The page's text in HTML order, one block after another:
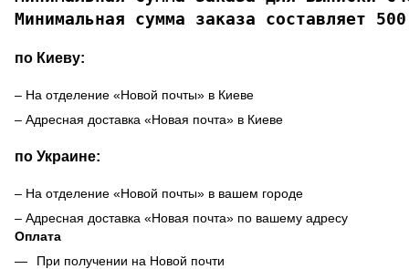
Минимальная сумма заказа составляет
по Киеву:
– На отделение «Новой почты» в Киеве
– Адресная доставка «Новая почта» в Киеве
по Украине:
– На отделение «Новой почты» в вашем городе
– Адресная доставка «Новая почта» по вашему адресу
Оплата
При получении на Новой почти